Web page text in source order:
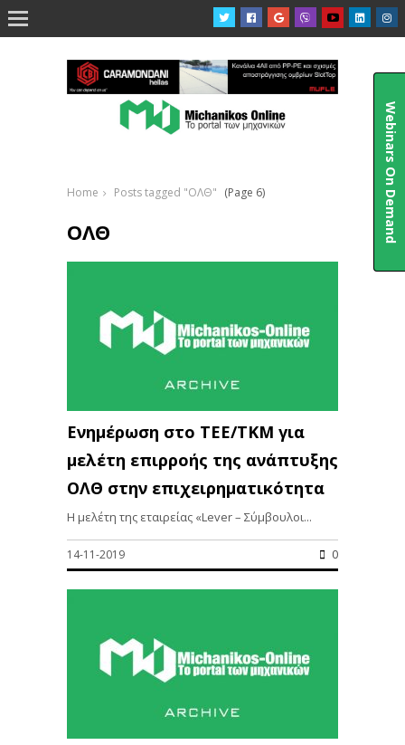

Home Posts tagged "ΟΛΘ" (Page 6)
ΟΛΘ
Ενημέρωση στο ΤΕΕ/ΤΚΜ για
μελέτη επιρροής της ανάπτυξης
ΟΛΘ στην επιχειρηματικότητα
Η μελέτη της εταιρείας «Lever – Σύμβουλοι...
14-11-2019 0
Webinars On Demand